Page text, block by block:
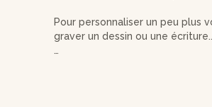
Pour personnaliser un peu plus
graver un dessin ou une